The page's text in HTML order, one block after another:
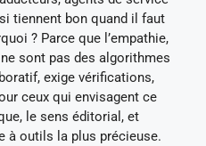
tiennent bon quand il faut
? Parce que l’empathie,
sont pas des algorithmes
exige vérifications,
ceux qui envisagent ce
le sens éditorial, et
à outils la plus précieuse.